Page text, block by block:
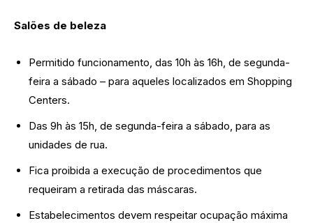
Salões de beleza
Permitido funcionamento, das 10h às 16h, de segunda-
feira a sábado – para aqueles localizados em Shopping
Centers.
Das 9h às 15h, de segunda-feira a sábado, para as
unidades de rua.
Fica proibida a execução de procedimentos que
requeiram a retirada das máscaras.
Estabelecimentos devem respeitar ocupação máxima